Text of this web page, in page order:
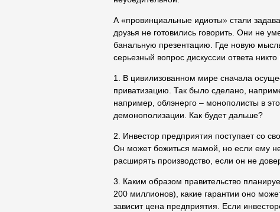
А «провинциальные идиоты» стали
друзья не готовились говорить. Они не
банальную презентацию. Где новую
серьезный вопрос дискуссии ответа
1. В цивилизованном мире сначала
приватизацию. Так было сделано,
например, облэнерго – монополисты в
демонополизации. Как будет дальше?
2. Инвестор предприятия поступает со
Он может божиться мамой, но если ему
расширять производство, если он не
3. Каким образом правительство
200 миллионов), какие гарантии оно
зависит цена предприятия. Если